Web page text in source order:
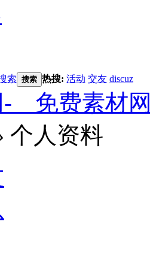
索 搜索 热搜: 活动 交友 discuz
＿免费素材
个人资料